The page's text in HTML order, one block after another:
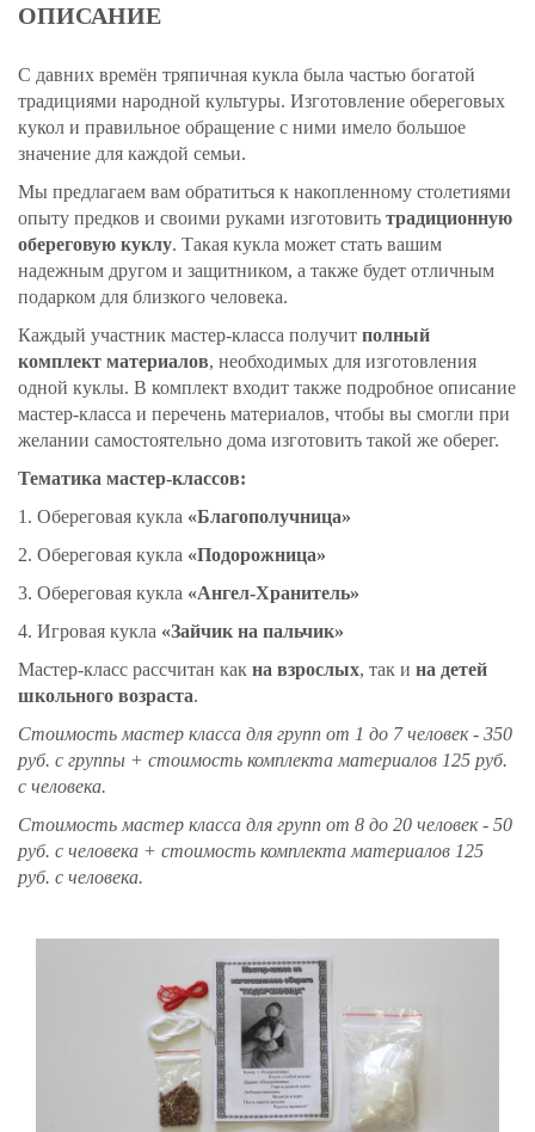
ОПИСАНИЕ
С давних времён тряпичная кукла была частью богатой
традициями народной культуры. Изготовление обереговых
кукол и правильное обращение с ними имело большое
значение для каждой семьи.
Мы предлагаем вам обратиться к накопленному столетиями
опыту предков и своими руками изготовить традиционную
обереговую куклу. Такая кукла может стать вашим
надежным другом и защитником, а также будет отличным
подарком для близкого человека.
Каждый участник мастер-класса получит полный
комплект материалов, необходимых для изготовления
одной куклы. В комплект входит также подробное описание
мастер-класса и перечень материалов, чтобы вы смогли при
желании самостоятельно дома изготовить такой же оберег.
Тематика мастер-классов:
1. Обереговая кукла «Благополучница»
2. Обереговая кукла «Подорожница»
3. Обереговая кукла «Ангел-Хранитель»
4. Игровая кукла «Зайчик на пальчик»
Мастер-класс рассчитан как на взрослых, так и на детей
школьного возраста.
Стоимость мастер класса для групп от 1 до 7 человек - 350
руб. с группы + стоимость комплекта материалов 125 руб.
с человека.
Стоимость мастер класса для групп от 8 до 20 человек - 50
руб. с человека + стоимость комплекта материалов 125
руб. с человека.